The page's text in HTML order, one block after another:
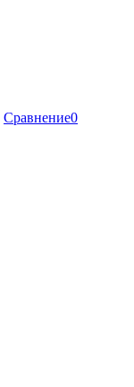
Сравнение0